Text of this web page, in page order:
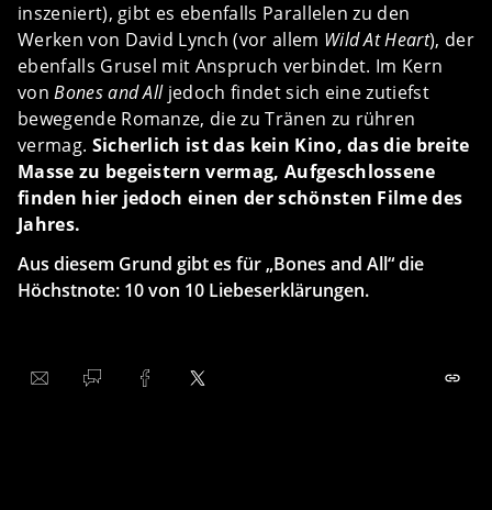
inszeniert), gibt es ebenfalls Parallelen zu den
Werken von David Lynch (vor allem Wild At Heart), der
ebenfalls Grusel mit Anspruch verbindet. Im Kern
vonBones and Alljedoch findet sich eine zutiefst
bewegende Romanze, die zu Tränen zu rühren
vermag. Sicherlich ist das kein Kino, das die breite
Masse zu begeistern vermag, Aufgeschlossene
finden hier jedoch einen der schönsten Filme des
Jahres.
Aus diesem Grund gibt es für „Bones and All“ die
Höchstnote: 10 von 10 Liebeserklärungen.